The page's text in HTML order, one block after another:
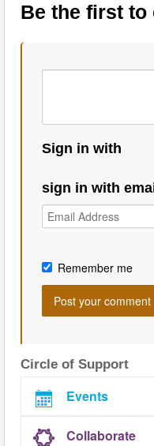
Be the first to
Sign in with
sign in with
Remember me
Circle of Support
Events
Collaborate